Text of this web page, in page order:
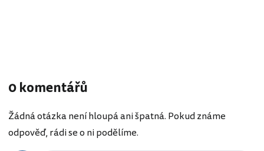
0 komentářů
Žádná otázka není hloupá ani špatná. Pokud známe
odpověď, rádi se o ni podělíme.